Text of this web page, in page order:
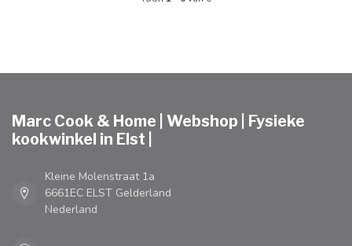
Marc Cook & Home | Webshop | Fysieke
kookwinkel in Elst |
Kleine Molenstraat 1a
6661EC ELST Gelderland
Nederland